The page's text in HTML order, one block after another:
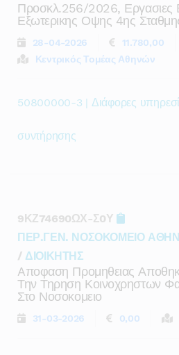
Προσκλ.256/2026, Εργασιες
Εξωτερικης Οψης 4ης
28-04-2026
11.780,00
Κεντρικός Τομέας Αθηνών
50800000-3 | Διάφορες
συντήρησης
9ΚΖ74690ΩΧ-Σ0Υ
ΠΕΡ.ΓΕΝ. ΝΟΣΟΚΟΜΕΙΟ
/ ΔΙΟΙΚΗΤΗΣ
Aποφαση Προμηθειας
Την Τηρηση Κοινοχρηστων
Στο Νοσοκομειο
31-03-2026 0,00